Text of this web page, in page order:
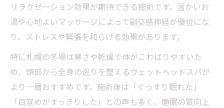
リラクゼーション効果が期待できる施術です。温かいお
湯や心地よいマッサージによって副交感神経が優位にな
り、ストレスや緊張を和らげる効果があります。
特に札幌の冬場は寒さや乾燥で体がこわばりやすいた
め、頭部から全身の巡りを整えるウェットヘッドスパが
より一層おすすめです。施術後は「ぐっすり眠れた」
「目覚めがすっきりした」との声も多く、睡眠の質向上